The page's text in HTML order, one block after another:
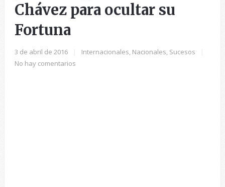
Chávez para ocultar su
Fortuna
3 de abril de 2016 Internacionales, Nacionales, Sucesos
No hay comentarios